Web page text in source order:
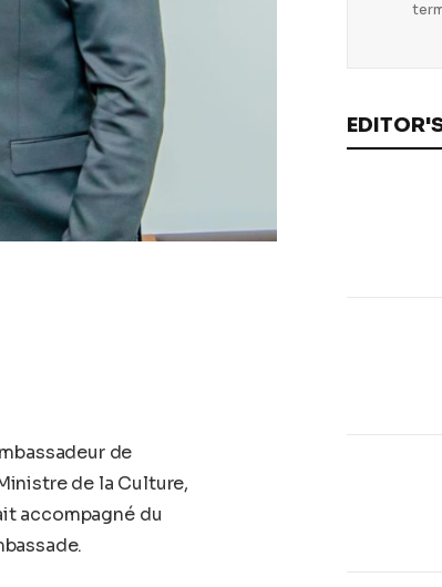
de
de la Culture,
accompagné du